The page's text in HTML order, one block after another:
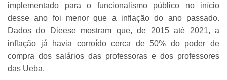
implementado para o funcionalismo público no início
desse ano foi menor que a inflação do ano passado.
Dados do Dieese mostram que, de 2015 até 2021, a
inflação já havia corroído cerca de 50% do poder de
compra dos salários das professoras e dos professores
das Ueba.